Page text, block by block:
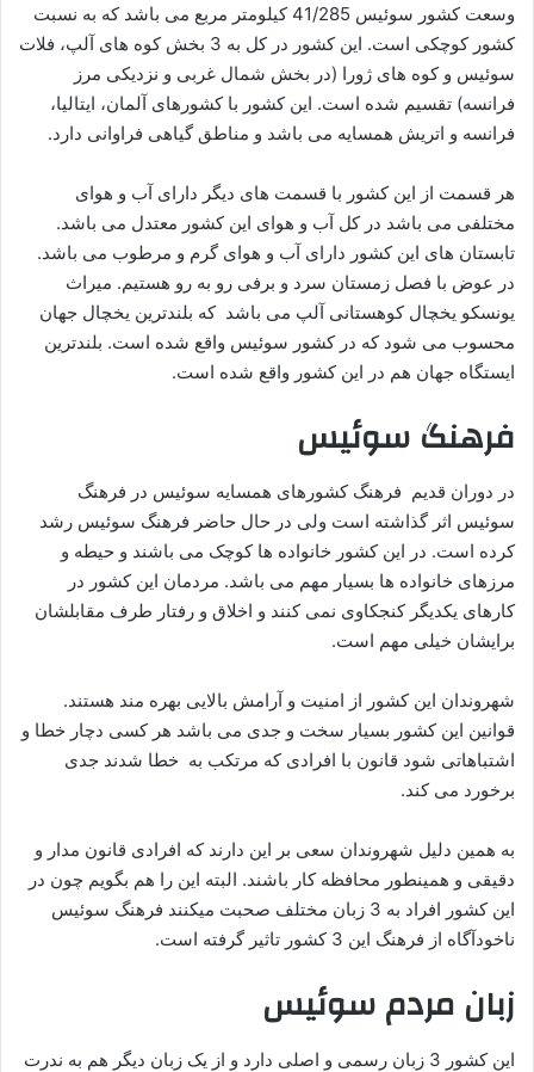
وسعت کشور سوئیس 41/285 کیلومتر مربع می باشد که به نسبت
کشور کوچکی است. این کشور در کل به 3 بخش کوه های آلپ، فلات
سوئیس و کوه های ژورا (در بخش شمال غربی و نزدیکی مرز
فرانسه) تقسیم شده است. این کشور با کشورهای آلمان، ایتالیا،
فرانسه و اتریش همسایه می باشد و مناطق گیاهی فراوانی دارد.
هر قسمت از این کشور با قسمت های دیگر دارای آب و هوای
مختلفی می باشد در کل آب و هوای این کشور معتدل می باشد.
تابستان های این کشور دارای آب و هوای گرم و مرطوب می باشد.
در عوض با فصل زمستان سرد و برفی رو به رو هستیم. میراث
یونسکو یخچال کوهستانی آلپ می باشد که بلندترین یخچال جهان
محسوب می شود که در کشور سوئیس واقع شده است. بلندترین
ایستگاه جهان هم در این کشور واقع شده است.
فرهنگ سوئیس
در دوران قدیم فرهنگ کشورهای همسایه سوئیس در فرهنگ
سوئیس اثر گذاشته است ولی در حال حاضر فرهنگ سوئیس رشد
کرده است. در این کشور خانواده ها کوچک می باشند و حیطه و
مرزهای خانواده ها بسیار مهم می باشد. مردمان این کشور در
کارهای یکدیگر کنجکاوی نمی کنند و اخلاق و رفتار طرف مقابلشان
برایشان خیلی مهم است.
شهروندان این کشور از امنیت و آرامش بالایی بهره مند هستند.
قوانین این کشور بسیار سخت و جدی می باشد هر کسی دچار خطا و
اشتباهاتی شود قانون با افرادی که مرتکب به خطا شدند جدی
برخورد می کند.
به همین دلیل شهروندان سعی بر این دارند که افرادی قانون مدار و
دقیقی و همینطور محافظه کار باشند. البته این را هم بگویم چون در
این کشور افراد به 3 زبان مختلف صحبت میکنند فرهنگ سوئیس
ناخودآگاه از فرهنگ این 3 کشور تاثیر گرفته است.
زبان مردم سوئیس
این کشور 3 زبان رسمی و اصلی دارد و از یک زبان دیگر هم به ندرت